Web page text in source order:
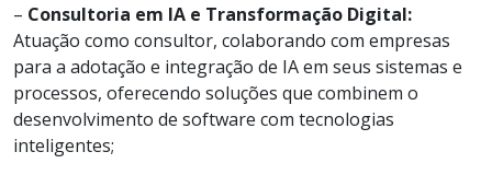
– Consultoria em IA e Transformação Digital:
Atuação como consultor, colaborando com empresas
para a adotação e integração de IA em seus sistemas e
processos, oferecendo soluções que combinem o
desenvolvimento de software com tecnologias
inteligentes;